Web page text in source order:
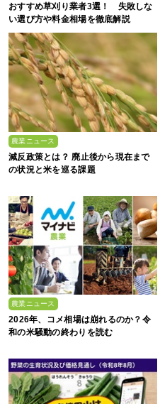
おすすめ草刈り業者3選！ 失敗しな
い選び方や料金相場を徹底解説
農業ニュース
減反政策とは？ 廃止後から現在まで
の状況と米を巡る課題
農業ニュース
2026年、コメ相場は崩れるのか？令
和の米騒動の終わりを読む